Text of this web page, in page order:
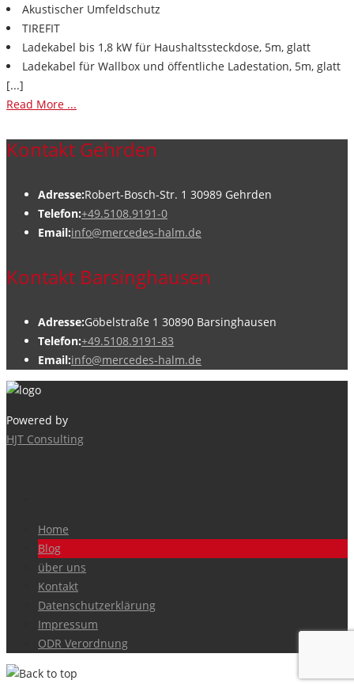
Akustischer Umfeldschutz
TIREFIT
Ladekabel bis 1,8 kW für Haushaltssteckdose, 5m, glatt
Ladekabel für Wallbox und öffentliche Ladestation, 5m, glatt
[...]
Read More ...
Kontakt Gehrden
Adresse:Robert-Bosch-Str. 1 30989 Gehrden
Telefon:+49.5108.9191-0
Email:info@mercedes-halm.de
Kontakt Barsinghausen
Adresse:Göbelstraße 1 30890 Barsinghausen
Telefon:+49.5108.9191-83
Email:info@mercedes-halm.de
Powered by
HJT Consulting
Home
Blog
über uns
Kontakt
Datenschutzerklärung
Impressum
ODR Verordnung